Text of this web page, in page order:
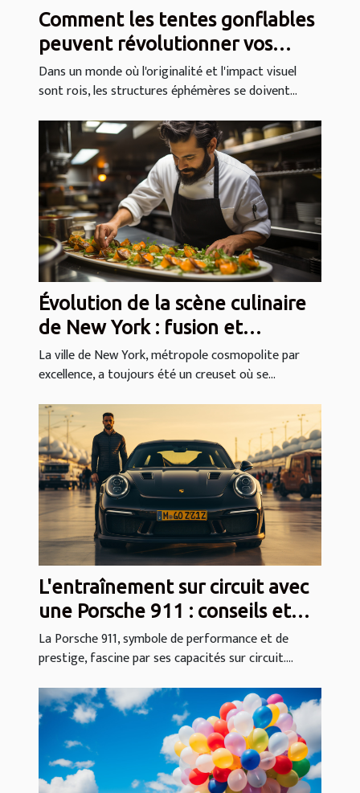
Comment les tentes gonflables
peuvent révolutionner vos
événements
Dans un monde où l'originalité et l'impact visuel
sont rois, les structures éphémères se doivent...
Évolution de la scène culinaire
de New York : fusion et
diversité des saveurs
La ville de New York, métropole cosmopolite par
excellence, a toujours été un creuset où se...
L'entraînement sur circuit avec
une Porsche 911 : conseils et
techniques
La Porsche 911, symbole de performance et de
prestige, fascine par ses capacités sur circuit....